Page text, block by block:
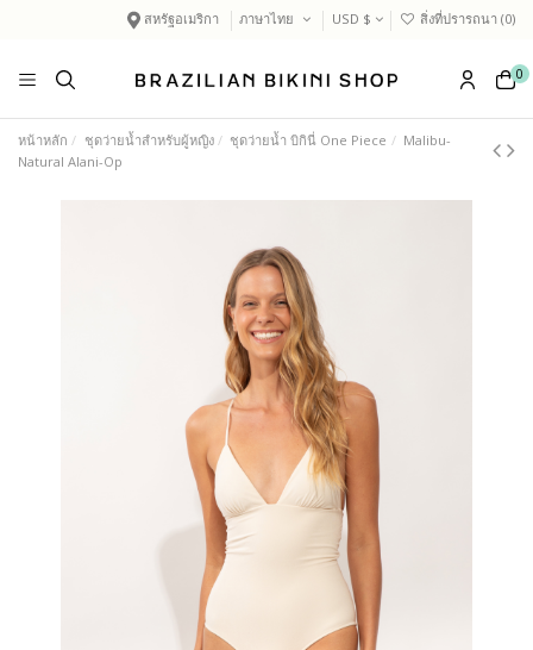
สหรัฐอเมริกา ภาษาไทย USD $ สิ่งที่ปรารถนา (0)
0
หน้าหลัก ชุดว่ายน้ำสำหรับผู้หญิง ชุดว่ายน้ำ บิกินี่ One Piece
Malibu-
Natural Alani-Op